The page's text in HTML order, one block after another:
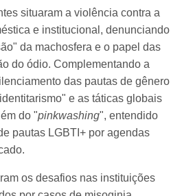
situaram a violência contra a
e institucional, denunciando
da machosfera e o papel das
do ódio. Complementando a
das pautas de gênero
e as táticas globais
do "pinkwashing", entendido
pautas LGBTI+ por agendas
os desafios nas instituições